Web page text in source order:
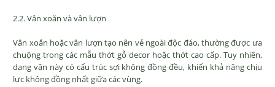
2.2. Vân xoắn và vân lượn
Vân xoắn hoặc vân lượn tạo nên vẻ ngoài độc đáo, thường được ưa
chuộng trong các mẫu thớt gỗ decor hoặc thớt cao cấp. Tuy nhiên,
dạng vân này có cấu trúc sợi không đồng đều, khiến khả năng chịu
lực không đồng nhất giữa các vùng.